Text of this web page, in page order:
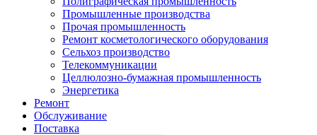
Промышленные производства
Прочая промышленность
Ремонт косметологического оборудования
Сельхоз производство
Телекоммуникации
Целлюлозно-бумажная промышленность
Энергетика
Ремонт
Обслуживание
Поставка